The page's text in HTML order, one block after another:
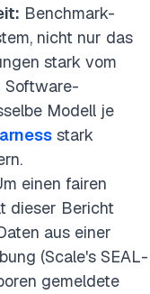
Benchmark-
nicht nur das
stark vom
Software-
Modell je
stark
einen fairen
dieser Bericht
aus einer
(Scale's SEAL-
gemeldete